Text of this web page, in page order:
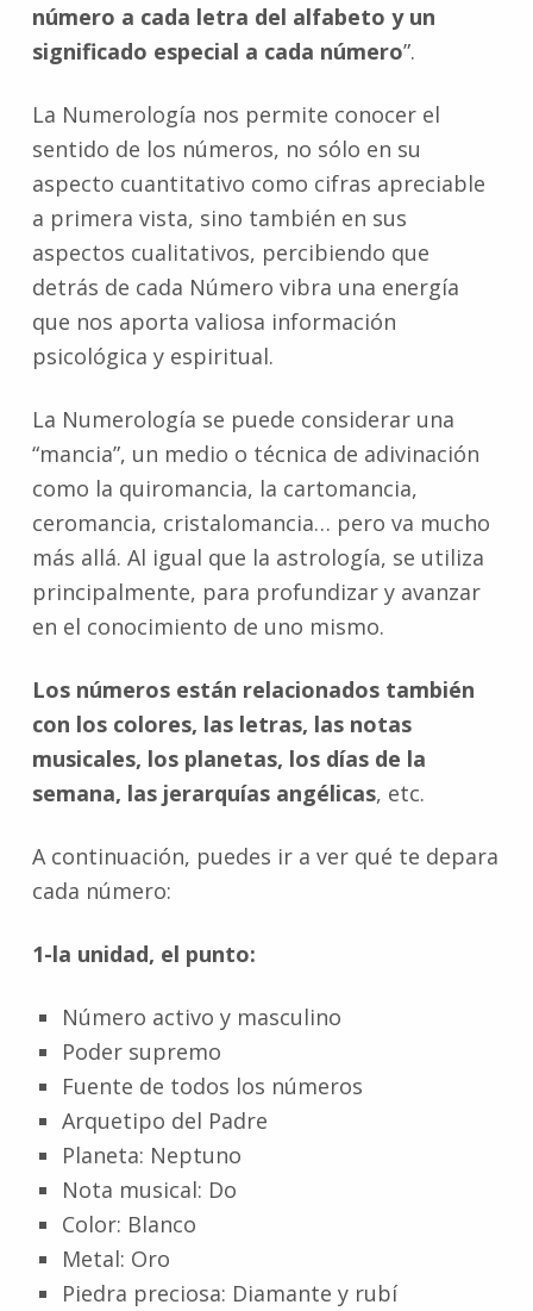
número a cada letra del alfabeto y un
significado especial a cada número”.
La Numerología nos permite conocer el
sentido de los números, no sólo en su
aspecto cuantitativo como cifras apreciable
a primera vista, sino también en sus
aspectos cualitativos, percibiendo que
detrás de cada Número vibra una energía
que nos aporta valiosa información
psicológica y espiritual.
La Numerología se puede considerar una
“mancia”, un medio o técnica de adivinación
como la quiromancia, la cartomancia,
ceromancia, cristalomancia… pero va mucho
más allá. Al igual que la astrología, se utiliza
principalmente, para profundizar y avanzar
en el conocimiento de uno mismo.
Los números están relacionados también
con los colores, las letras, las notas
musicales, los planetas, los días de la
semana, las jerarquías angélicas, etc.
A continuación, puedes ir a ver qué te depara
cada número:
1-la unidad, el punto:
Número activo y masculino
Poder supremo
Fuente de todos los números
Arquetipo del Padre
Planeta: Neptuno
Nota musical: Do
Color: Blanco
Metal: Oro
Piedra preciosa: Diamante y rubí